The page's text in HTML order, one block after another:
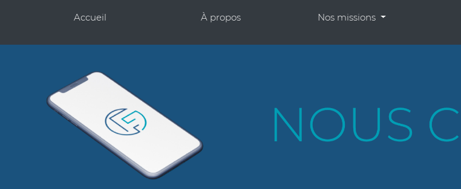
Accueil À propos Nos missions